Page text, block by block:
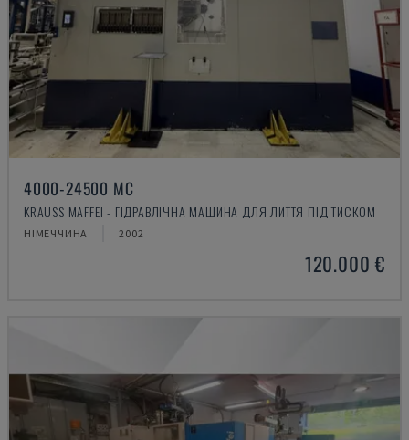
4000-24500 MC
KRAUSS MAFFEI - ГІДРАВЛІЧНА МАШИНА ДЛЯ ЛИТТЯ ПІД ТИСКОМ
НІМЕЧЧИНА 2002
120.000 €